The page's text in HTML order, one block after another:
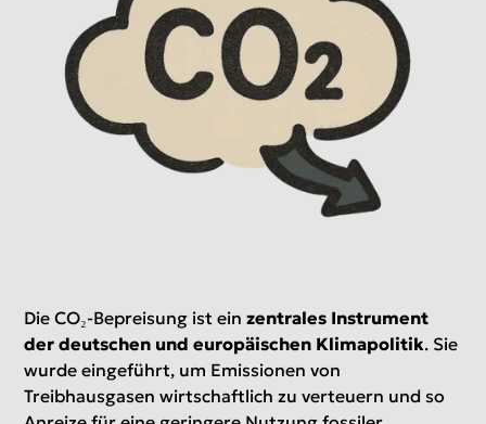
Die CO₂-Bepreisung ist einzentrales Instrument
der deutschen und europäischen Klimapolitik. Sie
wurde eingeführt, um Emissionen von
Treibhausgasen wirtschaftlich zu verteuern und so